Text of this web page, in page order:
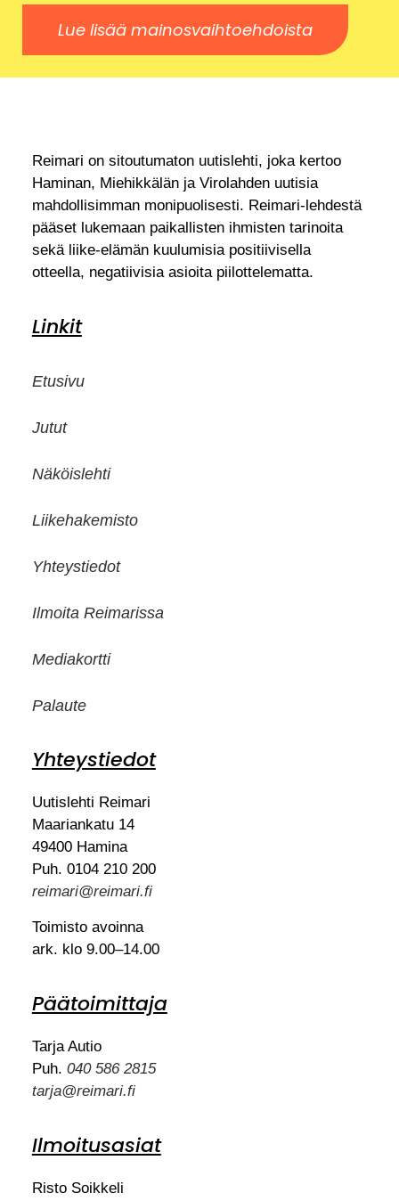
Lue lisää mainosvaihtoehdoista
Reimari on sitoutumaton uutislehti, joka kertoo
Haminan, Miehikkälän ja Virolahden uutisia
mahdollisimman monipuolisesti. Reimari-lehdestä
pääset lukemaan paikallisten ihmisten tarinoita
sekä liike-elämän kuulumisia positiivisella
otteella, negatiivisia asioita piilottelematta.
Linkit
Etusivu
Jutut
Näköislehti
Liikehakemisto
Yhteystiedot
Ilmoita Reimarissa
Mediakortti
Palaute
Yhteystiedot
Uutislehti Reimari
Maariankatu 14
49400 Hamina
Puh. 0104 210 200
reimari@reimari.fi
Toimisto avoinna
ark. klo 9.00–14.00
Päätoimittaja
Tarja Autio
Puh. 040 586 2815
tarja@reimari.fi
Ilmoitusasiat
Risto Soikkeli